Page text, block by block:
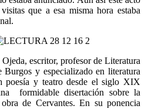
que a esa misma hora estaba
escritor, profesor de Literatura
y especializado en literatura
poesía y teatro desde el siglo XIX
formidable disertación sobre la
de Cervantes. En su ponencia